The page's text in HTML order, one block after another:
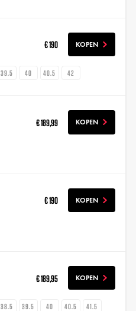
€ 190 KOPEN
39.5 40 40.5 42
€ 189,99 KOPEN
€ 190 KOPEN
€ 189,95 KOPEN
38.5 39.5 40 40.5 41.5